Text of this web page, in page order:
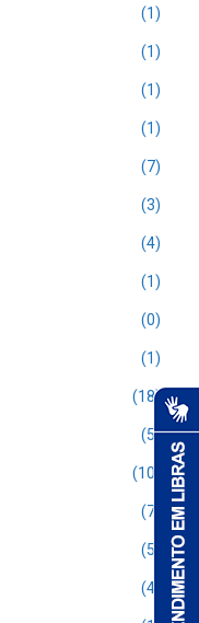
(1)
(1)
(1)
(1)
(7)
(3)
(4)
(1)
(0)
(1)
(18)
(5)
(10)
(7)
(5)
(4)